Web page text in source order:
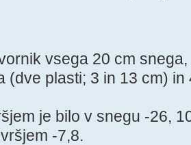
vsega 20 cm
(dve plasti; 3 in 13 cm)
je bilo v snegu -26,
-7,8.